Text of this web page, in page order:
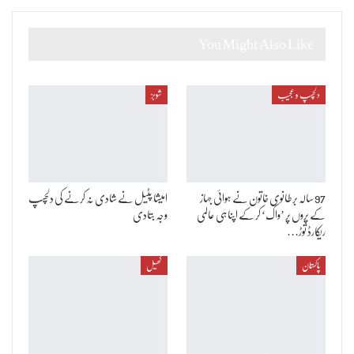
دلچسپ و عجیب
97 سالہ برطانوی خاتون نے ہوائی جہاز
کے پروں پر ’واک‘ کر کے اپنا ہی عالمی
ریکارڈ توڑ…
شوبز
امیشا پٹیل نے شادی نہ کرنے کی دلچسپ
وجہ بتادی
پاکستان کھیل